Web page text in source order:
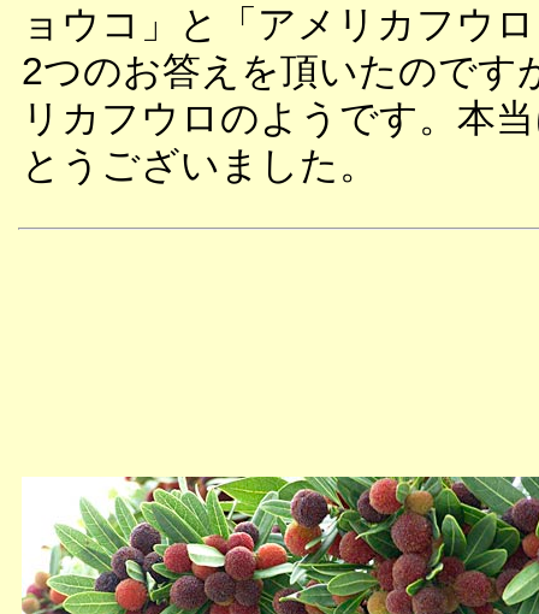
ョウコ」と「アメリカフウ
2つのお答えを頂いたのです
リカフウロのようです。本
とうございました。